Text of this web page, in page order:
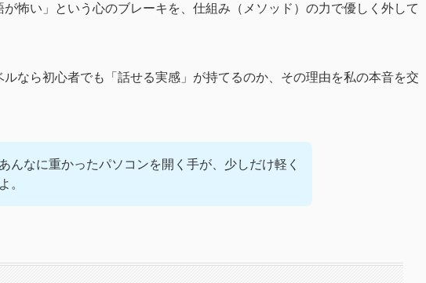
怖い」という心のブレーキを、仕組み（メソッド）の力で優しく外して
なら初心者でも「話せる実感」が持てるのか、その理由を私の本音を交
んなに重かったパソコンを開く手が、少しだけ軽く
。